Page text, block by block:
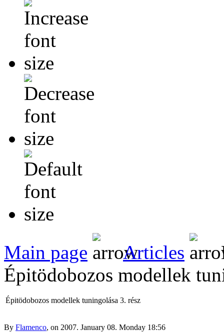
Main page Articles
Épitödobozos modellek
Épitödobozos modellek tuningolása 3. rész
By Flamenco, on 2007. January 08. Monday 18:56